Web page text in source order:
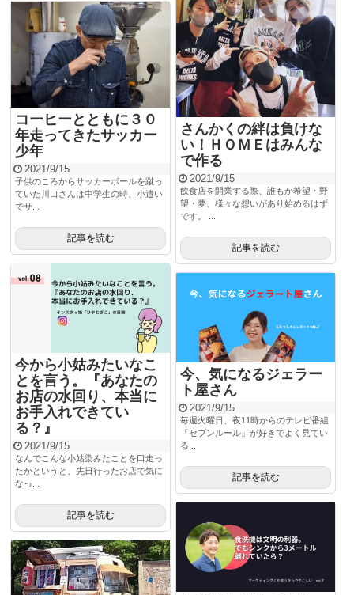
さんかくの絆は負けな
い！ＨＯＭＥはみんな
で作る
2021/9/15
飲食店を開業する際、誰もが希望・野
望・夢、様々な想いがあり始めるはず
です。 ...
記事を読む
コーヒーとともに３０
年走ってきたサッカー
少年
2021/9/15
子供のころからサッカーボールを蹴っ
ていた川口さんは中学生の時、小遣い
でサ...
記事を読む
今から小姑みたいなこ
とを言う。『あなたの
お店の水回り、本当に
お手入れできてい
る？』
2021/9/15
なんでこんな小姑染みたことを口走っ
たかというと、先日行ったお店で気に
なっ...
記事を読む
今、気になるジェラー
ト屋さん
2021/9/15
毎週火曜日、夜11時からのテレビ番組
「セブンルール」が好きでよく見てい
る...
記事を読む